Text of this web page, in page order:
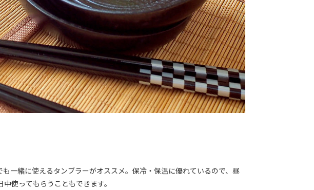
一緒に使えるタンブラーがオススメ。保冷・保温に優れているので、昼
使ってもらうこともできます。